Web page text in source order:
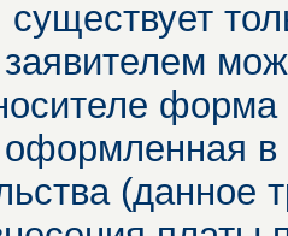
форма
в
(данное